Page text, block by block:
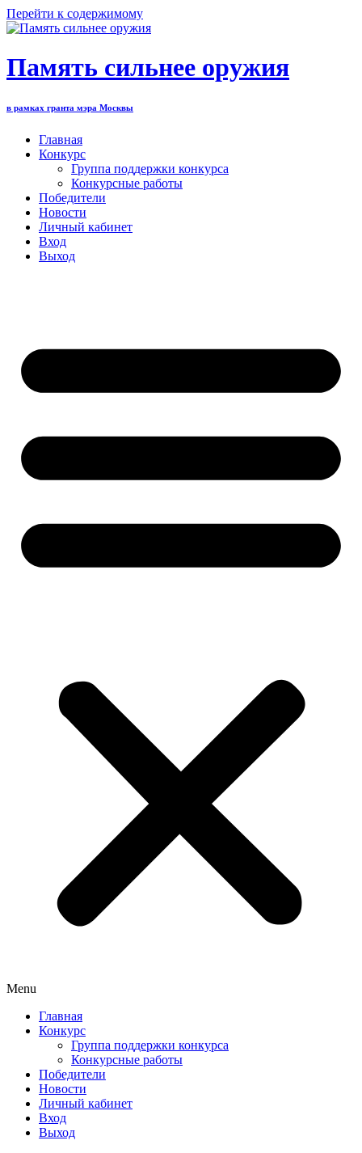
Перейти к содержимому
Память сильнее оружия
в рамках гранта мэра Москвы
Главная
Конкурс
Группа поддержки конкурса
Конкурсные работы
Победители
Новости
Личный кабинет
Вход
Выход
Menu
Главная
Конкурс
Группа поддержки конкурса
Конкурсные работы
Победители
Новости
Личный кабинет
Вход
Выход